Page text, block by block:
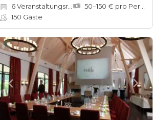
6Veranstaltungsräume
150 Gäste